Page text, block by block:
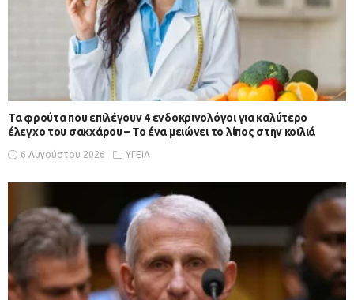
Τα φρούτα που επιλέγουν 4 ενδοκρινολόγοι για καλύτερο
έλεγχο του σακχάρου – Το ένα μειώνει το λίπος στην κοιλιά
6 Αυγούστου 2026 ΥΓΕΙΑ